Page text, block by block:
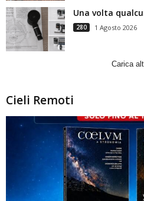
Una volta
280 1 Agosto 2026
Carica
Cieli Remoti